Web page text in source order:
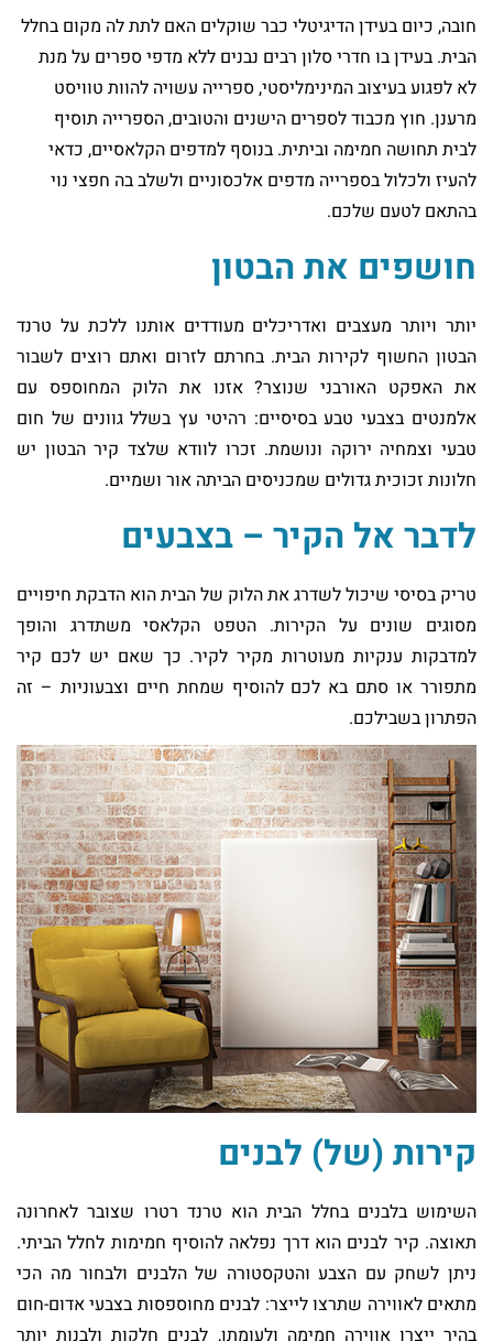
חובה, כיום בעידן הדיגיטלי כבר שוקלים האם לתת לה מקום בחלל
הבית. בעידן בו חדרי סלון רבים נבנים ללא מדפי ספרים על מנת
לא לפגוע בעיצוב המינימליסטי, ספרייה עשויה להוות טוויסט
מרענן. חוץ מכבוד לספרים הישנים והטובים, הספרייה תוסיף
לבית תחושה חמימה וביתית. בנוסף למדפים הקלאסיים, כדאי
להעיז ולכלול בספרייה מדפים אלכסוניים ולשלב בה חפצי נוי
בהתאם לטעם שלכם.
חושפים את הבטון
יותר ויותר מעצבים ואדריכלים מעודדים אותנו ללכת על טרנד
הבטון החשוף לקירות הבית. בחרתם לזרום ואתם רוצים לשבור
את האפקט האורבני שנוצר? אזנו את הלוק המחוספס עם
אלמנטים בצבעי טבע בסיסיים: רהיטי עץ בשלל גוונים של חום
טבעי וצמחיה ירוקה ונושמת. זכרו לוודא שלצד קיר הבטון יש
חלונות זכוכית גדולים שמכניסים הביתה אור ושמיים.
לדבר אל הקיר – בצבעים
טריק בסיסי שיכול לשדרג את הלוק של הבית הוא הדבקת חיפויים
מסוגים שונים על הקירות. הטפט הקלאסי משתדרג והופך
למדבקות ענקיות מעוטרות מקיר לקיר. כך שאם יש לכם קיר
מתפורר או סתם בא לכם להוסיף שמחת חיים וצבעוניות – זה
הפתרון בשבילכם.
קירות (של) לבנים
השימוש בלבנים בחלל הבית הוא טרנד רטרו שצובר לאחרונה
תאוצה. קיר לבנים הוא דרך נפלאה להוסיף חמימות לחלל הביתי.
ניתן לשחק עם הצבע והטקסטורה של הלבנים ולבחור מה הכי
מתאים לאווירה שתרצו לייצר: לבנים מחוספסות בצבעי אדום-חום
בהיר ייצרו אווירה חמימה ולעומתן, לבנים חלקות ולבנות יותר